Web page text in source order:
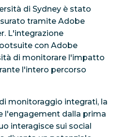
di Sydney è stato
tramite Adobe
L'integrazione
con Adobe
di monitorare l'impatto
l'intero percorso
monitoraggio integrati, la
l'engagement dalla prima
interagisce sui social